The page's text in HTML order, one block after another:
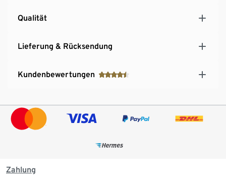
Qualität
Lieferung & Rücksendung
Kundenbewertungen
Zahlung